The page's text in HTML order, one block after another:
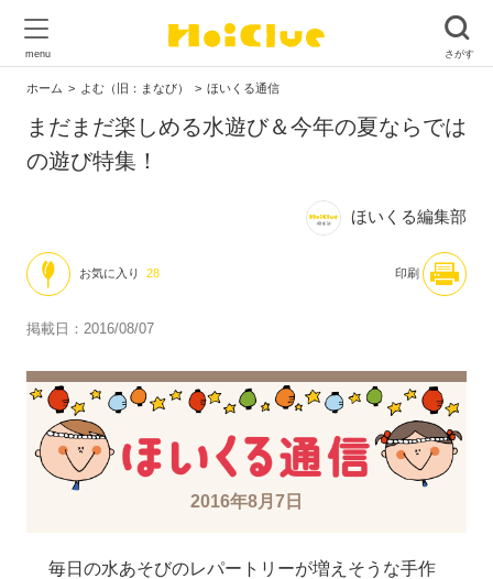
ホーム よむ（旧：まなび） ほいくる通信
まだまだ楽しめる水遊び＆今年の夏ならでは
の遊び特集！
ほいくる編集部
お気に入り 28 印刷
掲載日：2016/08/07
2016年8月7日
毎日の水あそびのレパートリーが増えそうな手作